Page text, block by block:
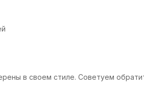
в своем стиле. Советуем